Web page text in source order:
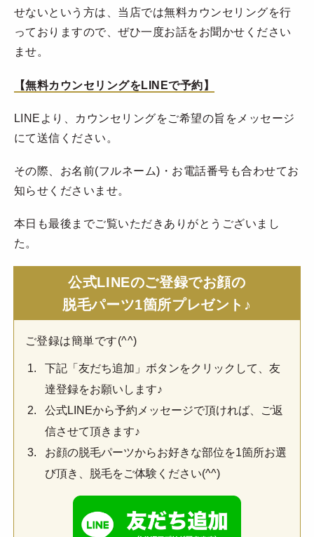
せないという方は、当店では無料カウンセリングを行
っておりますので、ぜひ一度お話をお聞かせください
ませ。
【無料カウンセリングをLINEで予約】
LINEより、カウンセリングをご希望の旨をメッセージ
にて送信ください。
その際、お名前(フルネーム)・お電話番号も合わせてお
知らせくださいませ。
本日も最後までご覧いただきありがとうございまし
た。
公式LINEのご登録でお顔の
脱毛パーツ1箇所プレゼント♪
ご登録は簡単です(^^)
下記「友だち追加」ボタンをクリックして、友
達登録をお願いします♪
公式LINEから予約メッセージで頂ければ、ご返
信させて頂きます♪
お顔の脱毛パーツからお好きな部位を1箇所お選
び頂き、脱毛をご体験ください(^^)